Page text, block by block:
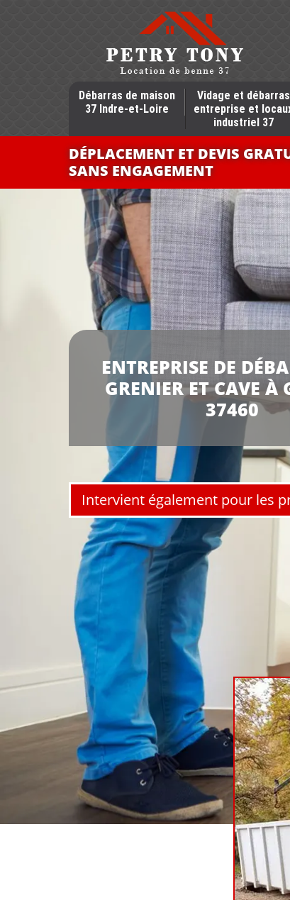
Débarras de maison
37 Indre-et-Loire
Vidage et débarras
entreprise et
industriel 37
DÉPLACEMENT ET DEVIS
SANS ENGAGEMENT
ENTREPRISE DE
GRENIER ET CAVE À
37460
Intervient également pour les